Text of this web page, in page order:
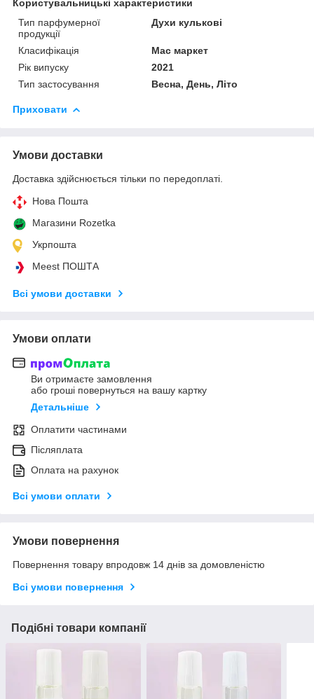
Користувальницькі характеристики
Тип парфумерної
продукції
Духи кулькові
Класифікація
Мас маркет
Рік випуску
2021
Тип застосування
Весна, День, Літо
Приховати
Умови доставки
Доставка здійснюється тільки по передоплаті.
Нова Пошта
Магазини Rozetka
Укрпошта
Meest ПОШТА
Всі умови доставки
Умови оплати
Ви отримаєте замовлення
або гроші повернуться на вашу картку
Детальніше
Оплатити частинами
Післяплата
Оплата на рахунок
Всі умови оплати
Умови повернення
Повернення товару впродовж 14 днів за домовленістю
Всі умови повернення
Подібні товари компанії